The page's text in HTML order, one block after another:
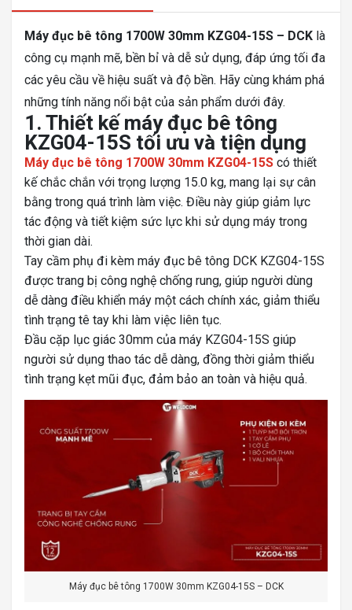
Máy đục bê tông 1700W 30mm KZG04-15S – DCK là
công cụ mạnh mẽ, bền bỉ và dễ sử dụng, đáp ứng tối đa
các yêu cầu về hiệu suất và độ bền. Hãy cùng khám phá
những tính năng nổi bật của sản phẩm dưới đây.
1. Thiết kế máy đục bê tông
KZG04-15S tối ưu và tiện dụng
Máy đục bê tông 1700W 30mm KZG04-15S có thiết
kế chắc chắn với trọng lượng 15.0 kg, mang lại sự cân
bằng trong quá trình làm việc. Điều này giúp giảm lực
tác động và tiết kiệm sức lực khi sử dụng máy trong
thời gian dài.
Tay cầm phụ đi kèm máy đục bê tông DCK KZG04-15S
được trang bị công nghệ chống rung, giúp người dùng
dễ dàng điều khiển máy một cách chính xác, giảm thiểu
tình trạng tê tay khi làm việc liên tục.
Đầu cặp lục giác 30mm của máy KZG04-15S giúp
người sử dụng thao tác dễ dàng, đồng thời giảm thiểu
tình trạng kẹt mũi đục, đảm bảo an toàn và hiệu quả.
Máy đục bê tông 1700W 30mm KZG04-15S – DCK